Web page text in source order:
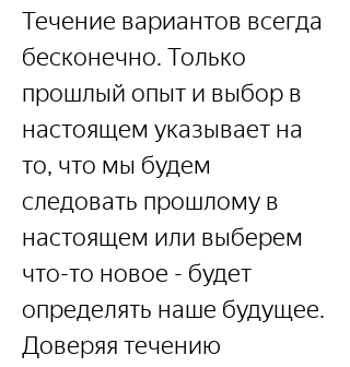
Течение вариантов всегда
бесконечно. Только
прошлый опыт и выбор в
настоящем указывает на
то, что мы будем
следовать прошлому в
настоящем или выберем
что-то новое - будет
определять наше будущее.
Доверяя течению